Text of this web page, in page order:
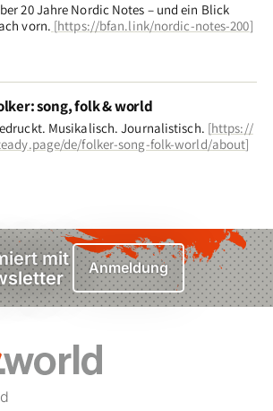
20 Jahre Nordic Notes – und ein Blick
vorn. [https://bfan.link/nordic-notes-200]
song, folk & world
Musikalisch. Journalistisch. [https://
de/folker-song-folk-world/about]
mit
Anmeldung